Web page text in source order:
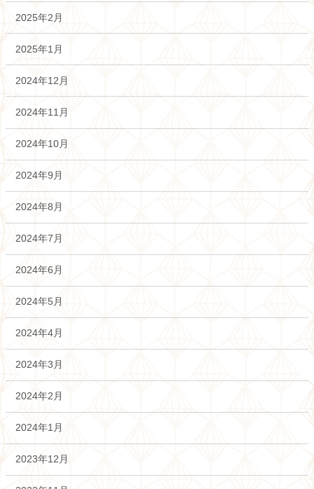
2025年2月
2025年1月
2024年12月
2024年11月
2024年10月
2024年9月
2024年8月
2024年7月
2024年6月
2024年5月
2024年4月
2024年3月
2024年2月
2024年1月
2023年12月